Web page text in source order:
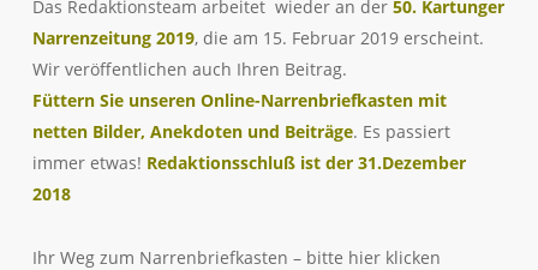
Das Redaktionsteam arbeitet wieder an der 50. Kartunger
Narrenzeitung 2019, die am 15. Februar 2019 erscheint.
Wir veröffentlichen auch Ihren Beitrag.
Füttern Sie unseren Online-Narrenbriefkasten mit
netten Bilder, Anekdoten und Beiträge. Es passiert
immer etwas! Redaktionsschluß ist der 31.Dezember
2018
Ihr Weg zum Narrenbriefkasten – bitte hier klicken